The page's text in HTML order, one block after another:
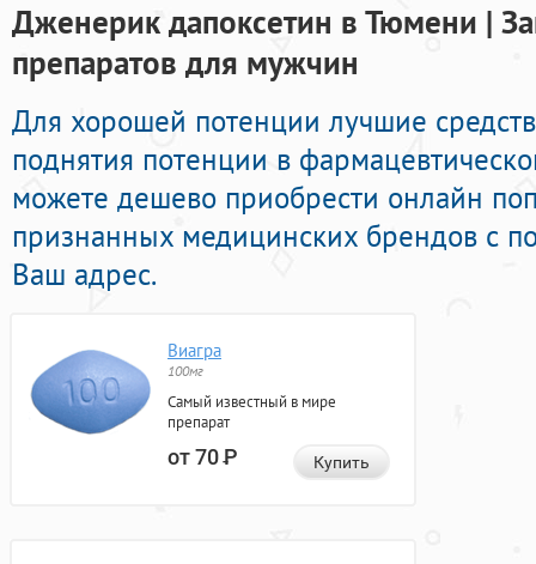
Дженерик дапоксетин в Тюмени |
препаратов для мужчин
Для хорошей потенции лучшие
поднятия потенции в
можете дешево приобрести онлайн
признанных медицинских брендов с
Ваш адрес.
Виагра
100мг
Самый известный в мире
препарат
от 70Р Купить